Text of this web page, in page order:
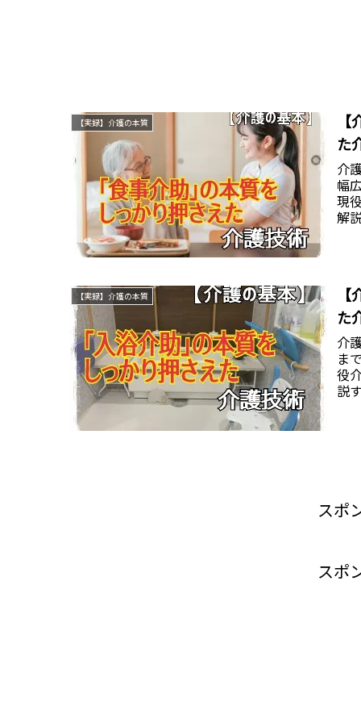
【実録】介護の本質
た
介
幅
現
解
【実録】介護の本質
た
介
ま
役
説
スポ
スポ